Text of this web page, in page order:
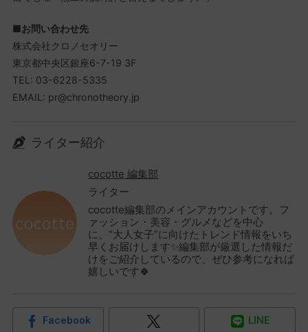
■お問い合わせ先
株式会社クロノセオリー
東京都中央区銀座6-7-19 3F
TEL: 03-6228-5335
EMAIL: pr@chronotheory.jp
ライター紹介
cocotte 編集部
ライター
cocotte編集部のメインアカウントです。フ
ァッション・美容・グルメなどを中心
に、“大人女子”に向けたトレンド情報をいち
早くお届けします✨編集部が厳選した情報だ
けをご紹介しているので、ぜひ参考になれば
嬉しいです🍀
Facebook LINE